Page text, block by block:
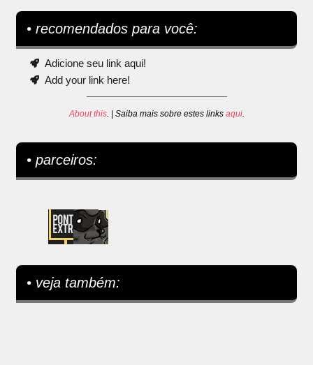
• recomendados para você:
Adicione seu link aqui!
Add your link here!
About this. | Saiba mais sobre estes links aqui.
• parceiros:
• veja também: